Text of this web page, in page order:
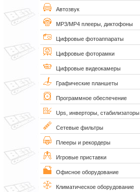
Автозвук
MP3/MP4 плееры, диктофоны
Цифровые фотоаппараты
Цифровые фоторамки
Цифровые видеокамеры
Графические планшеты
Программное обеспечение
Ups, инверторы, стабилизаторы
Сетевые фильтры
Плееры и рекордеры
Игровые приставки
Офисное оборудование
Климатическое оборудование